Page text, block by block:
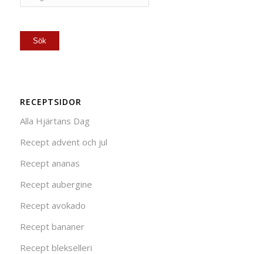
RECEPTSIDOR
Alla Hjärtans Dag
Recept advent och jul
Recept ananas
Recept aubergine
Recept avokado
Recept bananer
Recept blekselleri